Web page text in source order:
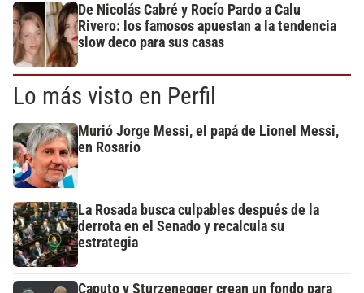
De Nicolás Cabré y Rocío Pardo a Calu
Rivero: los famosos apuestan a la tendencia
slow deco para sus casas
Lo más visto en Perfil
Murió Jorge Messi, el papá de Lionel Messi,
en Rosario
La Rosada busca culpables después de la
derrota en el Senado y recalcula su
estrategia
Caputo y Sturzenegger crean un fondo para